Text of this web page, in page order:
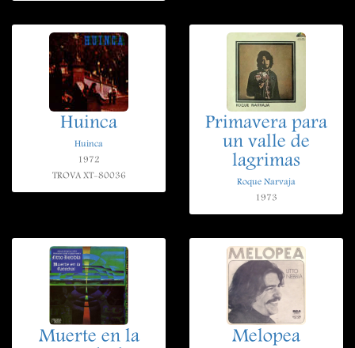
Huinca
Huinca
1972
TROVA XT-80036
Primavera para
un valle de
lagrimas
Roque Narvaja
1973
Muerte en la
Melopea